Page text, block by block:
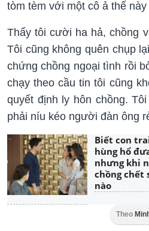
tòm tèm với một cô ả thế này
Thấy tôi cười ha hả, chồng
Tôi cũng không quên chụp
chứng chồng ngoại tình rồi
chạy theo cầu tin tôi cũng
quyết định ly hôn chồng.
phải níu kéo người đàn ông
Biết con
hùng hổ
nhưng khi
chồng chết
nào
Theo